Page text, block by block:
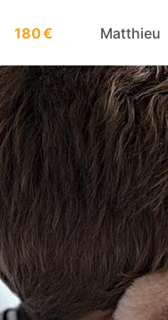
180 € Matthieu